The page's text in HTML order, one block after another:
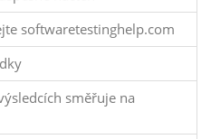
softwaretestinghelp.com
směřuje na